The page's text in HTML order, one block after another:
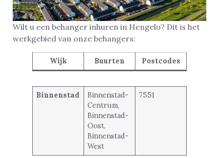
Wilt u een behanger inhuren in Hengelo? Dit is het
werkgebied van onze behangers:
Wijk Buurten Postcodes
Binnenstad
Binnenstad-
Centrum,
Binnenstad-
Oost,
Binnenstad-
West
7551